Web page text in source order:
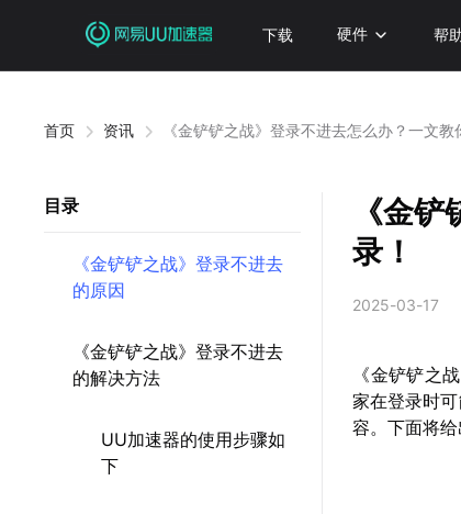
下载 硬件 帮
首页 资讯 《金铲铲之战》登录不进去怎么办？一文教
目录
《金铲铲之战》登录不进去
的原因
《金铲铲之战》登录不进去
的解决方法
UU加速器的使用步骤如
下
《金
录！
2025-03-17
《金铲铲之
家在登录时
容。下面将给